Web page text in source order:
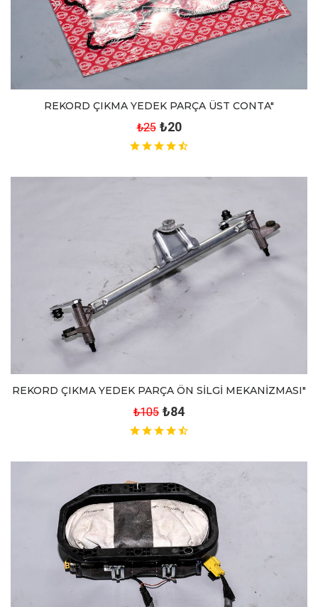
REKORD ÇIKMA YEDEK PARÇA ÜST CONTA"
₺25 ₺20
REKORD ÇIKMA YEDEK PARÇA ÖN SİLGİ MEKANİZMASI"
₺105 ₺84